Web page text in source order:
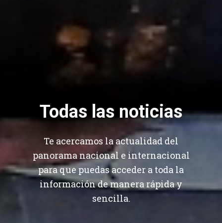
Todas las noticias
Te acercamos la actualidad del
panorama nacional e internacional
para que puedas acceder a toda la
información de manera rápida y
sencilla.